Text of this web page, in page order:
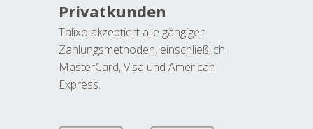
Privatkunden
Talixo akzeptiert alle gängigen
Zahlungsmethoden, einschließlich
MasterCard, Visa und American
Express.